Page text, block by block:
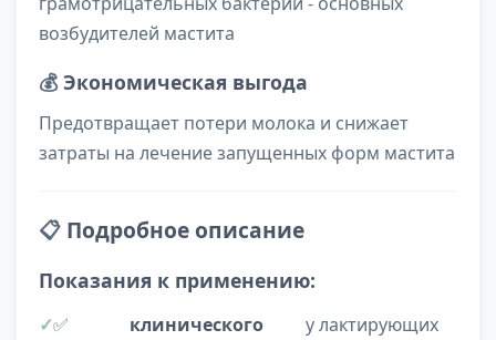
возбудителей мастита
💰 Экономическая выгода
Предотвращает потери молока и снижает
затраты на лечение запущенных форм мастита
📋 Подробное описание
Показания к применению:
✅ клинического у лактирующих